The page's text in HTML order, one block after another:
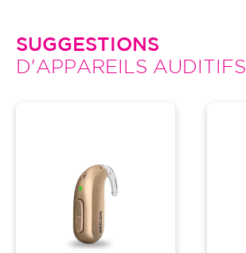
SUGGESTIONS
D'APPAREILS AUDITIFS